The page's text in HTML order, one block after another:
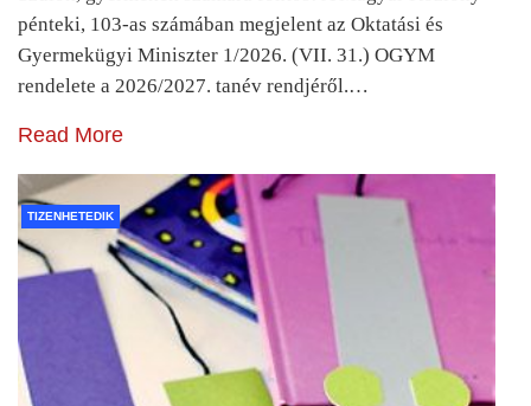
pénteki, 103-as számában megjelent az Oktatási és
Gyermekügyi Miniszter 1/2026. (VII. 31.) OGYM
rendelete a 2026/2027. tanév rendjéről.…
Read More
TIZENHETEDIK